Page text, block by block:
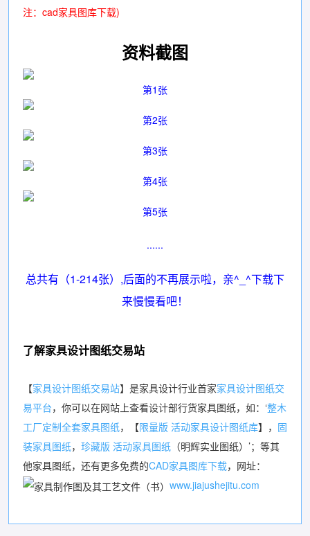
注： cad家具图库下载)
资料截图
第1张
第2张
第3张
第4张
第5张
......
总共有 （1-214张）,后面的不再展示啦，亲^_^下载下
来慢慢看吧！
了解家具设计图纸交易站
【家具设计图纸交易站】是家具设计行业首家家具设计图纸交
易平台，你可以在网站上查看设计部行货家具图纸，如：‘整木
工厂定制全套家具图纸，【限量版 活动家具设计图纸库】， 固
装家具图纸， 珍藏版 活动家具图纸 （明辉实业图纸）’；等其
他家具图纸，还有更多免费的CAD家具图库下载，网址：
www.jiajushejitu.com